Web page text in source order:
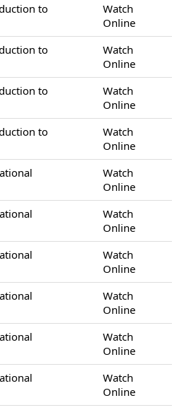
to
Watch
Online
to
Watch
Online
to
Watch
Online
to
Watch
Online
Watch
Online
Watch
Online
Watch
Online
Watch
Online
Watch
Online
Watch
Online